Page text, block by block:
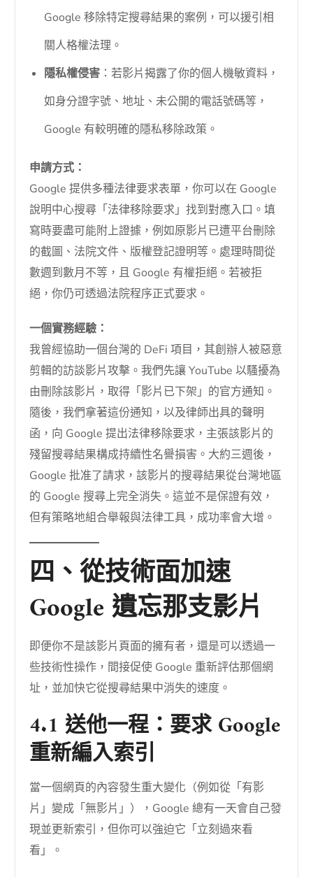
Google 移除特定搜尋結果的案例，可以援引相
關人格權法理。
隱私權侵害 ：若影片揭露了你的個人機敏資料，
如身分證字號、地址、未公開的電話號碼等，
Google 有較明確的隱私移除政策。
申請方式：
Google 提供多種法律要求表單，你可以在 Google
說明中心搜尋「法律移除要求」找到對應入口。填
寫時要盡可能附上證據，例如原影片已遭平台刪除
的截圖、法院文件、版權登記證明等。處理時間從
數週到數月不等，且 Google 有權拒絕。若被拒
絕，你仍可透過法院程序正式要求。
一個實務經驗：
我曾經協助一個台灣的 DeFi 項目，其創辦人被惡意
剪輯的訪談影片攻擊。我們先讓 YouTube 以騷擾為
由刪除該影片，取得「影片已下架」的官方通知。
隨後，我們拿著這份通知，以及律師出具的聲明
函，向 Google 提出法律移除要求，主張該影片的
殘留搜尋結果構成持續性名譽損害。大約三週後，
Google 批准了請求，該影片的搜尋結果從台灣地區
的 Google 搜尋上完全消失。這並不是保證有效，
但有策略地組合舉報與法律工具，成功率會大增。
四、從技術面加速
Google 遺忘那支影片
即便你不是該影片頁面的擁有者，還是可以透過一
些技術性操作，間接促使 Google 重新評估那個網
址，並加快它從搜尋結果中消失的速度。
4.1 送他一程：要求 Google
重新編入索引
當一個網頁的內容發生重大變化（例如從「有影
片」變成「無影片」），Google 總有一天會自己發
現並更新索引，但你可以強迫它「立刻過來看
看」。